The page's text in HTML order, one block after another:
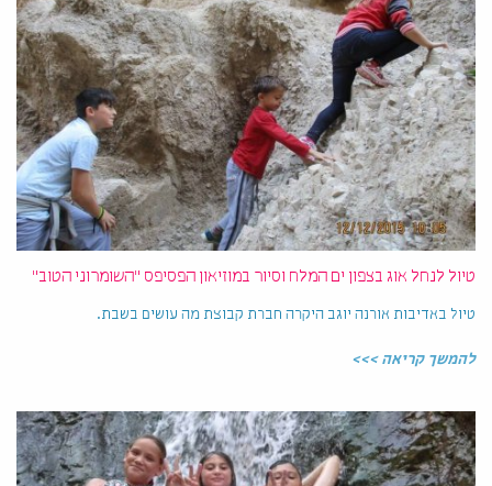
טיול לנחל אוג בצפון ים המלח וסיור במוזיאון הפסיפס "השומרוני הטוב"
טיול באדיבות אורנה יוגב היקרה חברת קבוצת מה עושים בשבת.
להמשך קריאה >>>